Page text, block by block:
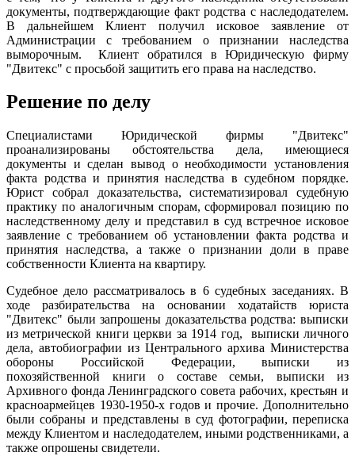
документы, подтверждающие факт родства с наследодателем.
В дальнейшем Клиент получил исковое заявление от
Администрации с требованием о признании наследства
выморочным. Клиент обратился в Юридическую фирму
"Двитекс" с просьбой защитить его права на наследство.
Решение по делу
Специалистами Юридической фирмы "Двитекс"
проанализированы обстоятельства дела, имеющиеся
документы и сделан вывод о необходимости установления
факта родства и принятия наследства в судебном порядке.
Юрист собрал доказательства, систематизировал судебную
практику по аналогичным спорам, сформировал позицию по
наследственному делу и представил в суд встречное исковое
заявление с требованием об установлении факта родства и
принятия наследства, а также о признании доли в праве
собственности Клиента на квартиру.
Судебное дело рассматривалось в 6 судебных заседаниях. В
ходе разбирательства на основании ходатайств юриста
"Двитекс" были запрошены доказательства родства: выписки
из метрической книги церкви за 1914 год, выписки личного
дела, автобиографии из Центрального архива Министерства
обороны Российской Федерации, выписки из
похозяйственной книги о составе семьи, выписки из
Архивного фонда Ленинградского совета рабочих, крестьян и
красноармейцев 1930-1950-х годов и прочие. Дополнительно
были собраны и представлены в суд фотографии, переписка
между Клиентом и наследодателем, иными родственниками, а
также опрошены свидетели.